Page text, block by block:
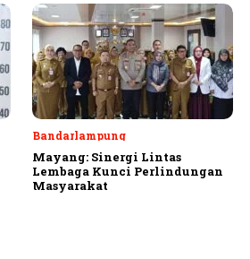
Bandarlampung
Mayang: Sinergi Lintas
Lembaga Kunci Perlindungan
Masyarakat